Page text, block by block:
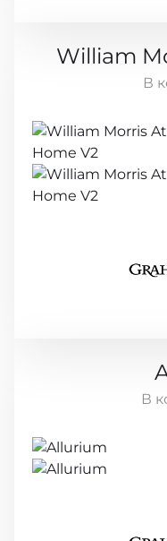
William
В
В